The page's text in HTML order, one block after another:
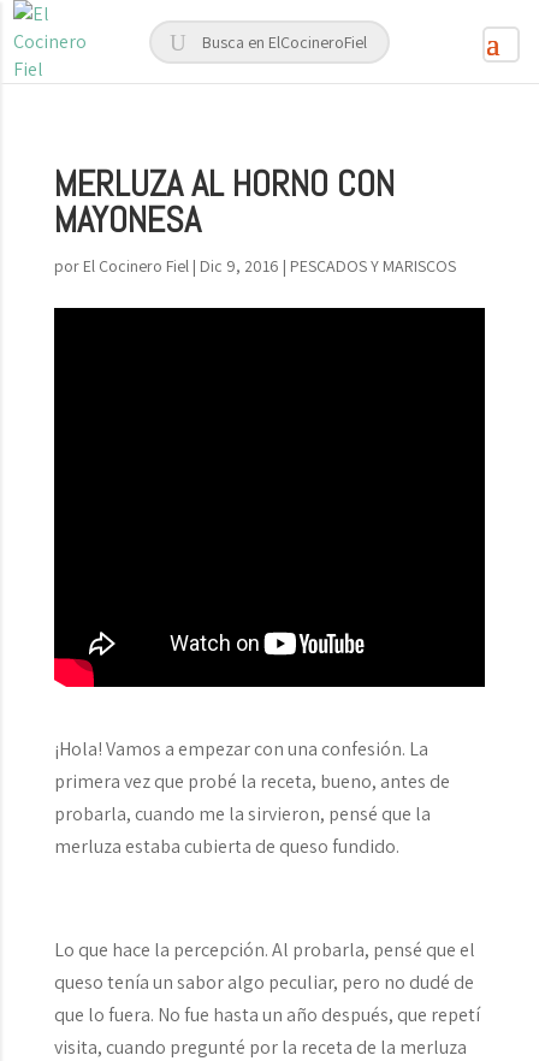
MERLUZA AL HORNO CON
MAYONESA
por El Cocinero Fiel| Dic 9, 2016 | PESCADOS Y MARISCOS
¡Hola! Vamos a empezar con una confesión. La
primera vez que probé la receta, bueno, antes de
probarla, cuando me la sirvieron, pensé que la
merluza estaba cubierta de queso fundido.
Lo que hace la percepción. Al probarla, pensé que el
queso tenía un sabor algo peculiar, pero no dudé de
que lo fuera. No fue hasta un año después, que repetí
visita, cuando pregunté por la receta de la merluza